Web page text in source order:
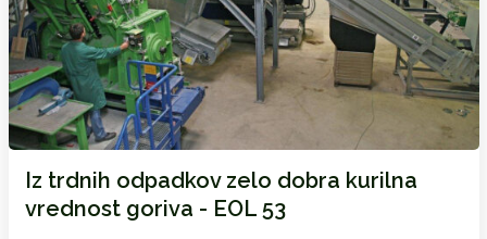
Iz trdnih odpadkov zelo dobra kurilna
vrednost goriva - EOL 53